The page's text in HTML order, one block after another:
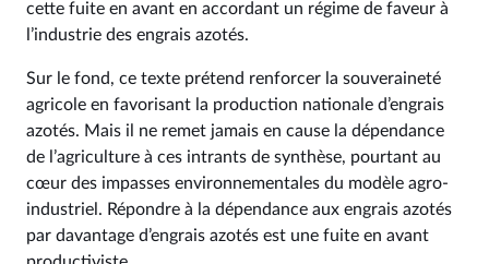
cette fuite en avant en accordant un régime de faveur à
l’industrie des engrais azotés.
Sur le fond, ce texte prétend renforcer la souveraineté
agricole en favorisant la production nationale d’engrais
azotés. Mais il ne remet jamais en cause la dépendance
de l’agriculture à ces intrants de synthèse, pourtant au
cœur des impasses environnementales du modèle agro-
industriel. Répondre à la dépendance aux engrais azotés
par davantage d’engrais azotés est une fuite en avant